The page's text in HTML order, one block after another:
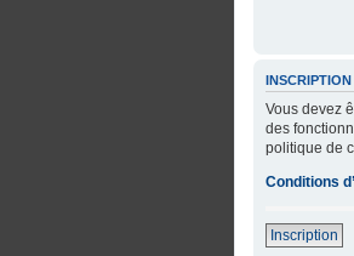
INSCRIPTION
Vous devez
des
politique de
Conditions
Inscription